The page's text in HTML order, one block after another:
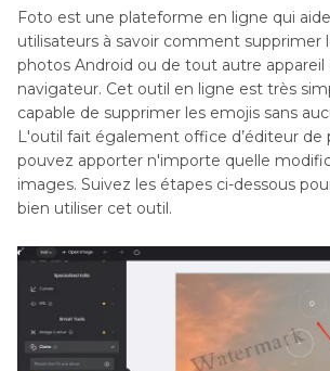
Foto est une plateforme en ligne qui
utilisateurs à savoir comment supprimer
photos Android ou de tout autre appareil
navigateur. Cet outil en ligne est très
capable de supprimer les emojis sans
L'outil fait également office d’éditeur de
pouvez apporter n'importe quelle
images. Suivez les étapes ci-dessous
bien utiliser cet outil.